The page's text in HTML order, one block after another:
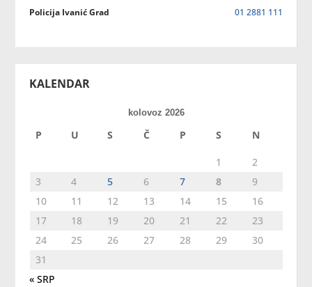
Policija Ivanić Grad 01 2881 111
KALENDAR
kolovoz 2026
P U S Č P S N
1
2
3
4 5 6 7 8
9
10
11 12 13 14 15
16
17
18 19 20 21 22
23
24
25 26 27 28 29
30
31
« SRP